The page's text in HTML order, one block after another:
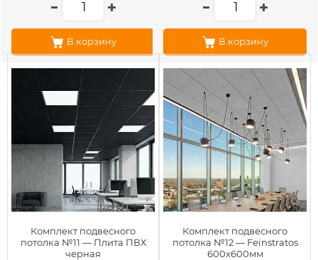
В корзину В корзину
Комплект подвесного
потолка №11 — Плита ПВХ
черная
Комплект подвесного
потолка №12 — Feinstratos
600x600мм